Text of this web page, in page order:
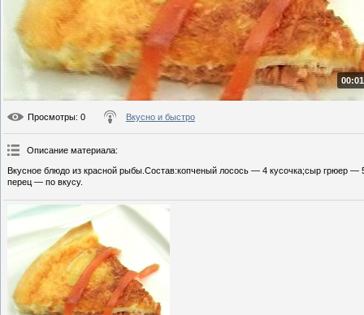
Просмотры: 0 Вкусно и быстро
Описание материала:
Вкусное блюдо из красной рыбы.Состав:копченый лосось — 4 кусочка;сыр грюер
перец — по вкусу.